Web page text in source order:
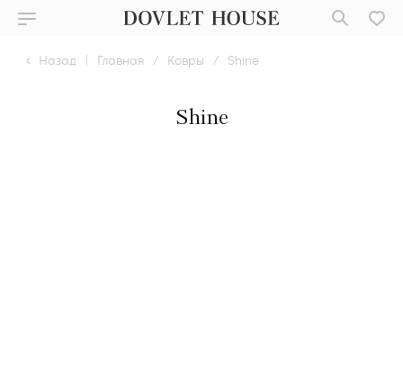
Назад | Главная / Ковры / Shine
Shine